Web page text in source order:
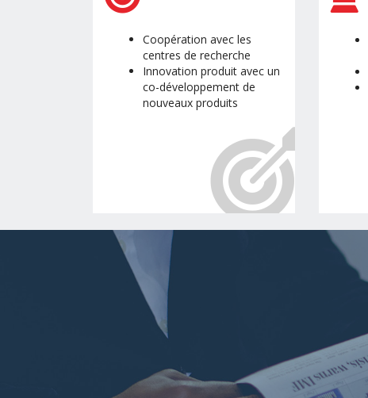
Coopération avec les
centres de recherche
Innovation produit avec un
co-développement de
nouveaux produits